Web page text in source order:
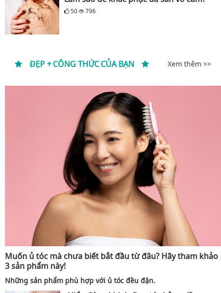
50 796
ĐẸP + CÔNG THỨC CỦA BẠN Xem thêm >>
Muốn ủ tóc mà chưa biết bắt đầu từ đâu? Hãy tham khảo
3 sản phẩm này!
Những sản phẩm phù hợp với ủ tóc đều đặn.